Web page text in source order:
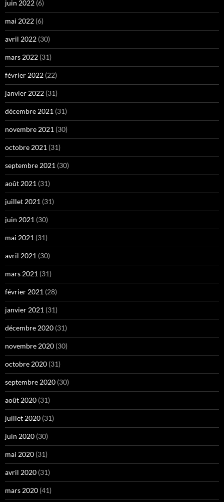
juin 2022 (6)
mai 2022 (6)
avril 2022 (30)
mars 2022 (31)
février 2022 (22)
janvier 2022 (31)
décembre 2021 (31)
novembre 2021 (30)
octobre 2021 (31)
septembre 2021 (30)
août 2021 (31)
juillet 2021 (31)
juin 2021 (30)
mai 2021 (31)
avril 2021 (30)
mars 2021 (31)
février 2021 (28)
janvier 2021 (31)
décembre 2020 (31)
novembre 2020 (30)
octobre 2020 (31)
septembre 2020 (30)
août 2020 (31)
juillet 2020 (31)
juin 2020 (30)
mai 2020 (31)
avril 2020 (31)
mars 2020 (41)